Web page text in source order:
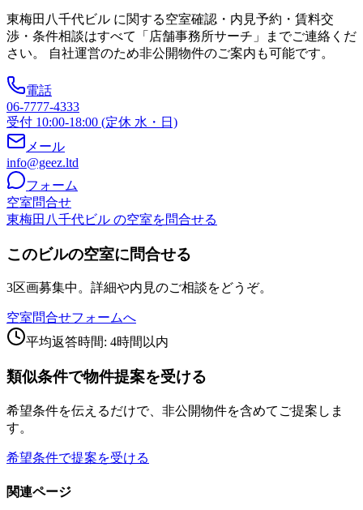
東梅田八千代ビル に関する空室確認・内見予約・賃料交
渉・条件相談はすべて「店舗事務所サーチ」までご連絡くだ
さい。 自社運営のため非公開物件のご案内も可能です。
電話
06-7777-4333
受付 10:00-18:00 (定休 水・日)
メール
info@geez.ltd
フォーム
空室問合せ
東梅田八千代ビル の空室を問合せる
このビルの空室に問合せる
3区画募集中。詳細や内見のご相談をどうぞ。
空室問合せフォームへ
平均返答時間: 4時間以内
類似条件で物件提案を受ける
希望条件を伝えるだけで、非公開物件を含めてご提案しま
す。
希望条件で提案を受ける
関連ページ